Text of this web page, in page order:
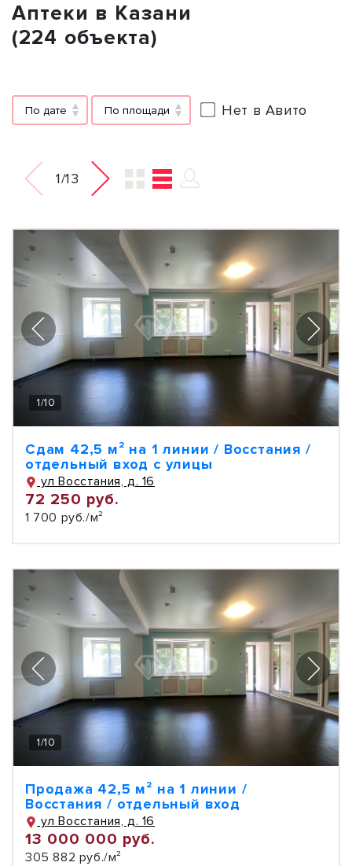
Аптеки в Казани
(224 объекта)
По дате По площади Нет в Авито
1/13
1/10
Сдам 42,5 м² на 1 линии / Восстания /
отдельный вход с улицы
ул Восстания, д. 16
72 250 руб.
1 700 руб./м²
1/10
Продажа 42,5 м² на 1 линии /
Восстания / отдельный вход
ул Восстания, д. 16
13 000 000 руб.
305 882 руб./м²